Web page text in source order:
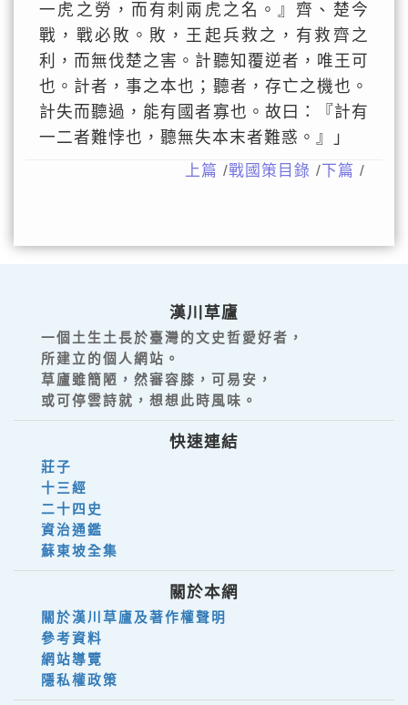
一虎之勞，而有刺兩虎之名。』齊、楚今
戰，戰必敗。敗，王起兵救之，有救齊之
利，而無伐楚之害。計聽知覆逆者，唯王可
也。計者，事之本也；聽者，存亡之機也。
計失而聽過，能有國者寡也。故曰：『計有
一二者難悖也，聽無失本末者難惑。』」
上篇 /戰國策目錄 /下篇 /
漢川草廬
一個土生土長於臺灣的文史哲愛好者，
所建立的個人網站。
草廬雖簡陋，然審容膝，可易安，
或可停雲詩就，想想此時風味。
快速連結
莊子
十三經
二十四史
資治通鑑
蘇東坡全集
關於本網
關於漢川草廬及著作權聲明
參考資料
網站導覽
隱私權政策